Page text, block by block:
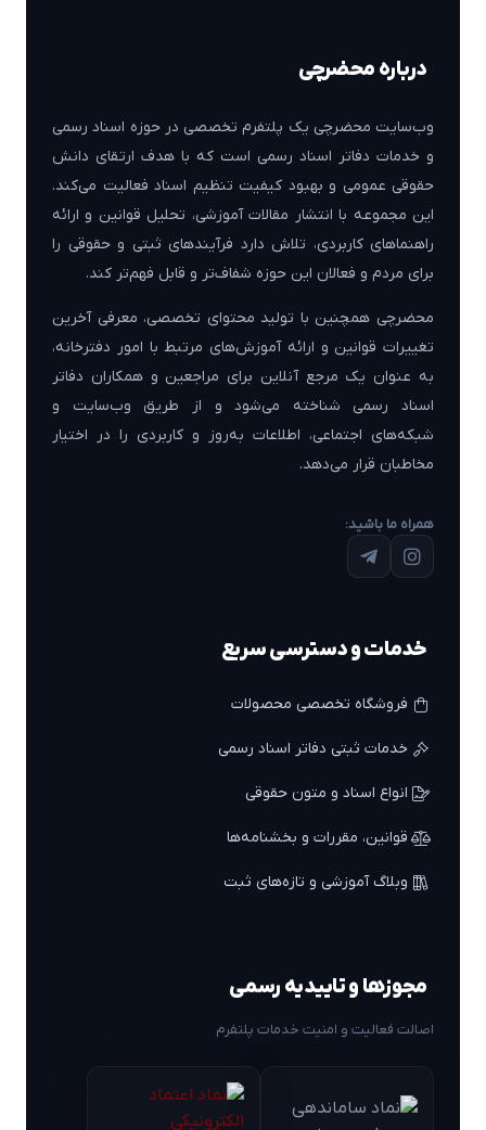
درباره محضرچی
وب‌سایت محضرچی یک پلتفرم تخصصی در حوزه اسناد رسمی
و خدمات دفاتر اسناد رسمی است که با هدف ارتقای دانش
حقوقی عمومی و بهبود کیفیت تنظیم اسناد فعالیت می‌کند.
این مجموعه با انتشار مقالات آموزشی، تحلیل قوانین و ارائه
راهنماهای کاربردی، تلاش دارد فرآیندهای ثبتی و حقوقی را
برای مردم و فعالان این حوزه شفاف‌تر و قابل فهم‌تر کند.
محضرچی همچنین با تولید محتوای تخصصی، معرفی آخرین
تغییرات قوانین و ارائه آموزش‌های مرتبط با امور دفترخانه،
به عنوان یک مرجع آنلاین برای مراجعین و همکاران دفاتر
اسناد رسمی شناخته می‌شود و از طریق وب‌سایت و
شبکه‌های اجتماعی، اطلاعات به‌روز و کاربردی را در اختیار
مخاطبان قرار می‌دهد.
همراه ما باشید:
خدمات و دسترسی سریع
فروشگاه تخصصی محصولات
خدمات ثبتی دفاتر اسناد رسمی
انواع اسناد و متون حقوقی
قوانین، مقررات و بخشنامه‌ها
وبلاگ آموزشی و تازه‌های ثبت
مجوزها و تاییدیه رسمی
اصالت فعالیت و امنیت خدمات پلتفرم